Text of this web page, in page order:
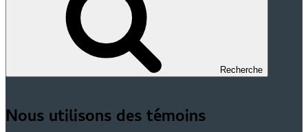
Recherche
Nous utilisons des témoins